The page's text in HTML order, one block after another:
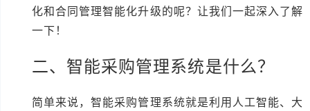
化和合同管理智能化升级的呢？让我们一起深入了解
一下！
二、智能采购管理系统是什么？
简单来说，智能采购管理系统就是利用人工智能、大